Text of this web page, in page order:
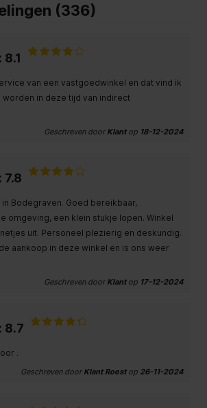
(336)
van een vastgoedwinkel en dat vind ik
in deze tijd van indirect
Geschreven door Klantop 18-12-2024
7.8
Bodegraven. Goed bereikbaar,
omgeving, een klein stukje lopen. Winkel
uit. Personeel plezierig en deskundig.
aankoop in deze winkel en is ons weer
Geschreven door Klantop 17-12-2024
8.7
.
Geschreven door Klant Roestop 26-11-2024